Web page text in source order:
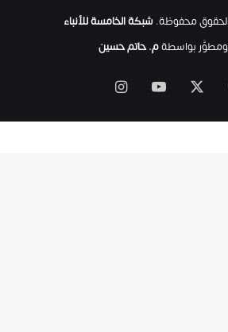
شبكة الخامسة للأنباء
بواسطةم. حاتم حسين
فيسبوك ‫YouTubeانستقرام